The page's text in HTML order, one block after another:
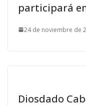
participará
24 de noviembre de
Diosdado